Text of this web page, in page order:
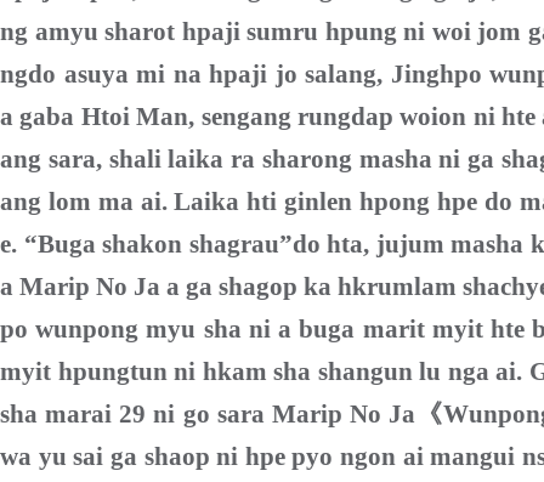
ng amyu sharot hpaji sumru hpung ni woi jom
ngdo asuya mi na hpaji jo salang, Jinghpo
a gaba Htoi Man, sengang rungdap woion ni
ang sara, shali laika ra sharong masha ni ga
ang lom ma ai. Laika hti ginlen hpong hpe do
e. “Buga shakon shagrau”do hta, jujum masha
a Marip No Ja a ga shagop ka hkrumlam
po wunpong myu sha ni a buga marit myit hte
myit hpungtun ni hkam sha shangun lu nga ai.
sha marai 29 ni go sara Marip No Ja 《
wa yu sai ga shaop ni hpe pyo ngon ai mangui